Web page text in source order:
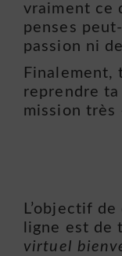
vraiment ce
penses
passion ni
Finalement,
reprendre ta
mission
L’objectif
ligne est de
virtuel